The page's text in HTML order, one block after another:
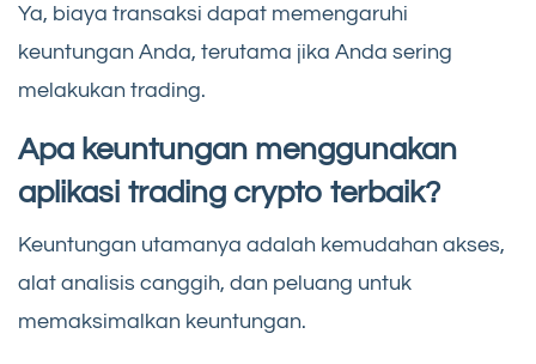
Ya, biaya transaksi dapat memengaruhi
keuntungan Anda, terutama jika Anda sering
melakukan trading.
Apa keuntungan menggunakan
aplikasi trading crypto terbaik?
Keuntungan utamanya adalah kemudahan akses,
alat analisis canggih, dan peluang untuk
memaksimalkan keuntungan.